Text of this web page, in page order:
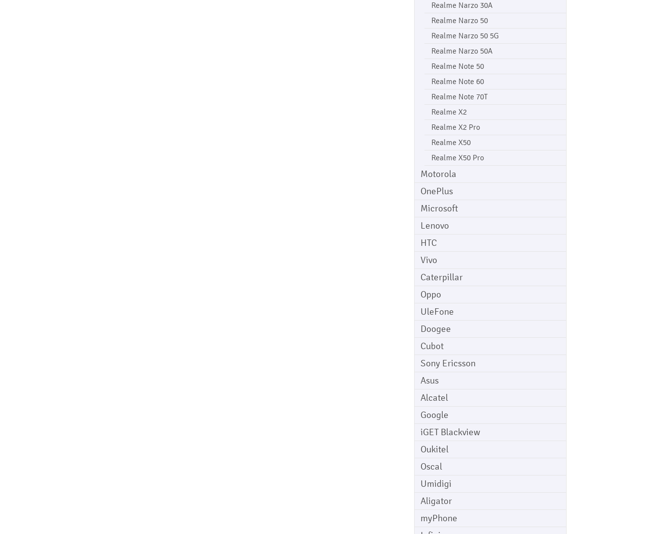
Realme Narzo 30A
Realme Narzo 50
Realme Narzo 50 5G
Realme Narzo 50A
Realme Note 50
Realme Note 60
Realme Note 70T
Realme X2
Realme X2 Pro
Realme X50
Realme X50 Pro
Motorola
OnePlus
Microsoft
Lenovo
HTC
Vivo
Caterpillar
Oppo
UleFone
Doogee
Cubot
Sony Ericsson
Asus
Alcatel
Google
iGET Blackview
Oukitel
Oscal
Umidigi
Aligator
myPhone